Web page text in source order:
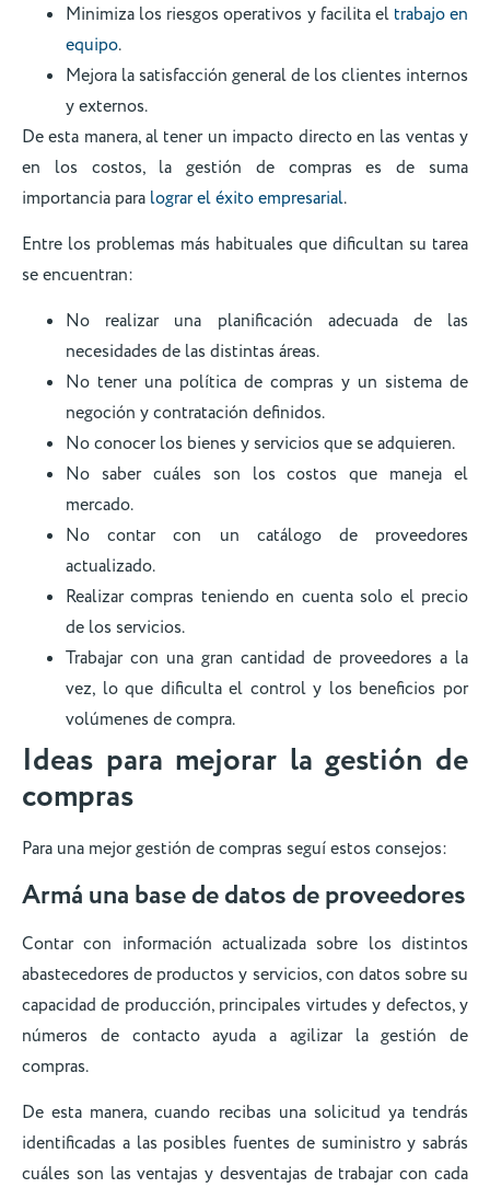
Minimiza los riesgos operativos y facilita el trabajo en
equipo.
Mejora la satisfacción general de los clientes internos
y externos.
De esta manera, al tener un impacto directo en las ventas y
en los costos, la gestión de compras es de suma
importancia para lograr el éxito empresarial.
Entre los problemas más habituales que dificultan su tarea
se encuentran:
No realizar una planificación adecuada de las
necesidades de las distintas áreas.
No tener una política de compras y un sistema de
negoción y contratación definidos.
No conocer los bienes y servicios que se adquieren.
No saber cuáles son los costos que maneja el
mercado.
No contar con un catálogo de proveedores
actualizado.
Realizar compras teniendo en cuenta solo el precio
de los servicios.
Trabajar con una gran cantidad de proveedores a la
vez, lo que dificulta el control y los beneficios por
volúmenes de compra.
Ideas para mejorar la gestión de
compras
Para una mejor gestión de compras seguí estos consejos:
Armá una base de datos de proveedores
Contar con información actualizada sobre los distintos
abastecedores de productos y servicios, con datos sobre su
capacidad de producción, principales virtudes y defectos, y
números de contacto ayuda a agilizar la gestión de
compras.
De esta manera, cuando recibas una solicitud ya tendrás
identificadas a las posibles fuentes de suministro y sabrás
cuáles son las ventajas y desventajas de trabajar con cada